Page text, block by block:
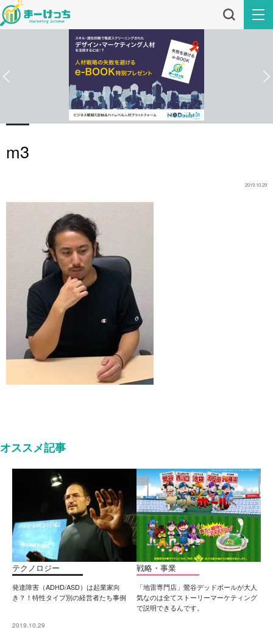
m3
2019.10.29
オススメ記事
テクノロジー
発達障害（ADHD/ASD）は起業家向
き？！特性タイプ別の経営者たち事例
2019.10.29
戦略・事業
「地雷専門店」鶯谷デッドボールが大人
気なのは全てストーリーマーケティング
で説明できるんです。